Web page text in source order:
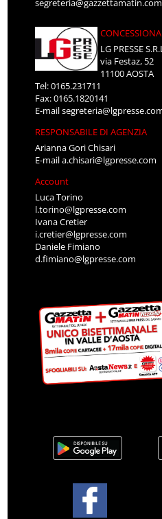
segreteria@gazzettamatin.com
LG PRESSE
via Festaz, 52
11100 AOSTA
Tel: 0165.231711
Fax: 0165.1820141
E-mail
RESPONSABILE DI AGENZIA
Arianna Gori Chisari
E-maila.chisari@lgpresse.com
Account
Luca Torino
l.torino@lgpresse.com
Ivana Cretier
i.cretier@lgpresse.com
Daniele Fimiano
d.fimiano@lgpresse.com